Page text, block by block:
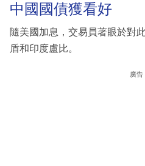
中國國債獲看好
隨美國加息，交易員著眼於對
盾和印度盧比。
廣告